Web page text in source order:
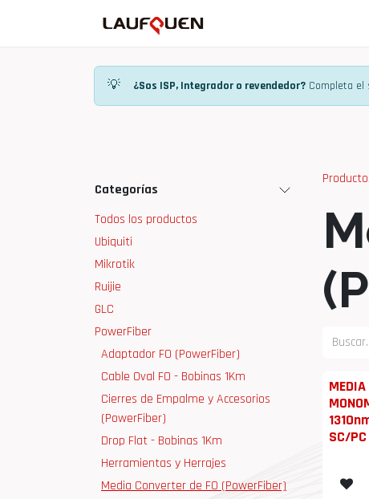
💡 ¿Sos ISP, Integrador o revendedor? Completa el
Categorías
Todos los productos
Ubiquiti
Mikrotik
Ruijie
GLC
PowerFiber
Adaptador FO (PowerFiber)
Cable Oval FO - Bobinas 1Km
Cierres de Empalme y Accesorios
(PowerFiber)
Drop Flat - Bobinas 1Km
Herramientas y Herrajes
Media Converter de FO (PowerFiber)
MEDIA
SC/